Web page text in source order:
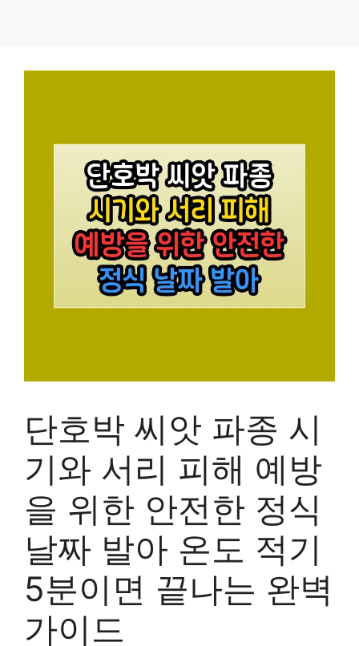
단호박 씨앗 파종 시
기와 서리 피해 예방
을 위한 안전한 정식
날짜 발아 온도 적기
5분이면 끝나는 완벽
가이드